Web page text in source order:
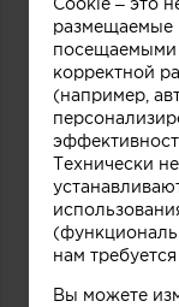
размещаемые
посещаемыми
корректной
(например,
Технически
нам
Вы можете